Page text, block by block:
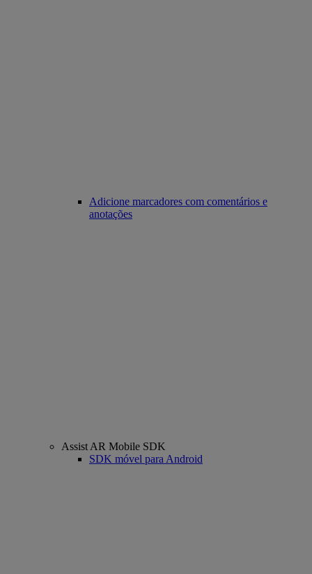
Adicione marcadores com comentários e
anotações
Assist AR Mobile SDK
SDK móvel para Android